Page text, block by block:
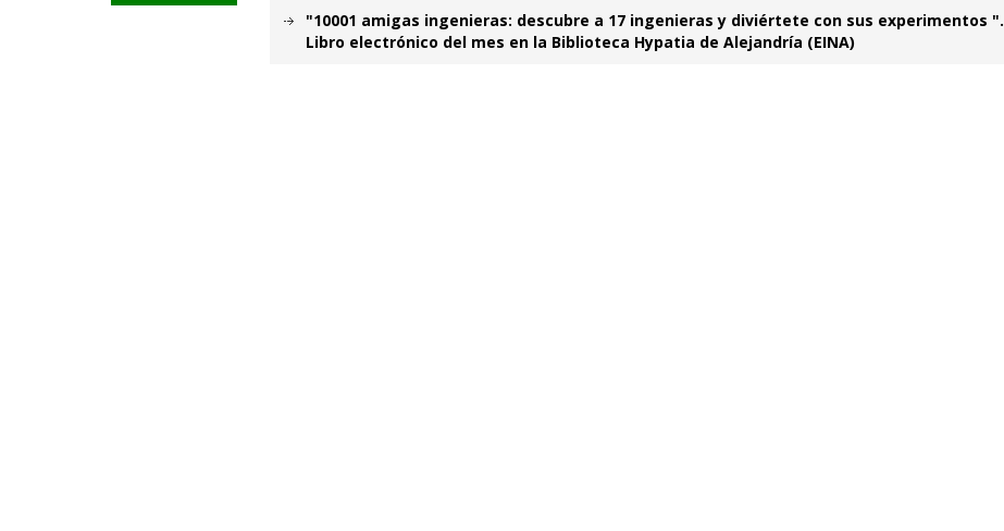
"10001 amigas ingenieras: descubre a 17 ingenieras y diviértete con sus experimentos ".
Libro electrónico del mes en la Biblioteca Hypatia de Alejandría (EINA)